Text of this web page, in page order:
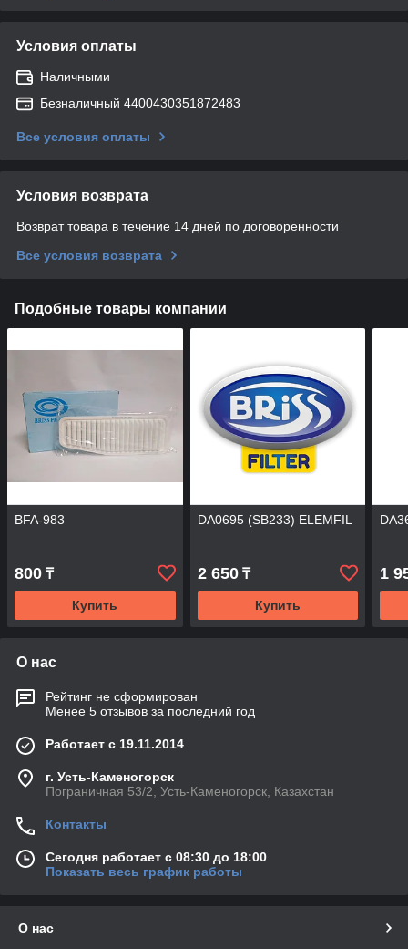
Условия оплаты
Наличными
Безналичный 4400430351872483
Все условия оплаты
Условия возврата
Возврат товара в течение 14 дней по договоренности
Все условия возврата
Подобные товары компании
BFA-983
800 ₸
Купить
DA0695 (SB233) ELEMFIL
2 650₸
Купить
1
О нас
Рейтинг не сформирован
Менее 5 отзывов за последний год
Работает с 19.11.2014
г. Усть-Каменогорск
Пограничная 53/2, Усть-Каменогорск, Казахстан
Контакты
Сегодня работает с 08:30 до 18:00
Показать весь график работы
О нас